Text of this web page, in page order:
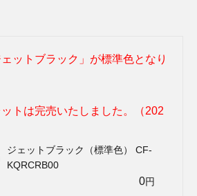
ットブラック」が標準色となり
ットは完売いたしました。（202
ジェットブラック（標準色） CF-
KQRCRB00
0円